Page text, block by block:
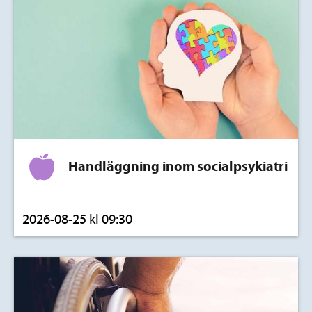
Handläggning inom socialpsykiatri
2026-08-25 kl 09:30